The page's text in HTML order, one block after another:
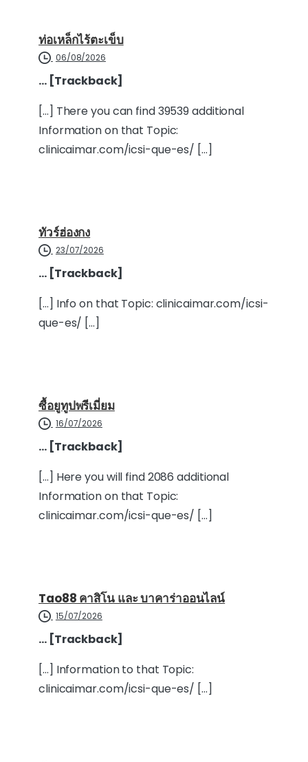
ท่อเหล็กไร้ตะเข็บ
06/08/2026
… [Trackback]
[…] There you can find 39539 additional
Information on that Topic:
clinicaimar.com/icsi-que-es/ […]
ทัวร์ฮ่องกง
23/07/2026
… [Trackback]
[…] Info on that Topic: clinicaimar.com/icsi-
que-es/ […]
ซื้อยูทูปพรีเมี่ยม
16/07/2026
… [Trackback]
[…] Here you will find 2086 additional
Information on that Topic:
clinicaimar.com/icsi-que-es/ […]
Tao88 คาสิโน และ บาคาร่าออนไลน์
15/07/2026
… [Trackback]
[…] Information to that Topic:
clinicaimar.com/icsi-que-es/ […]